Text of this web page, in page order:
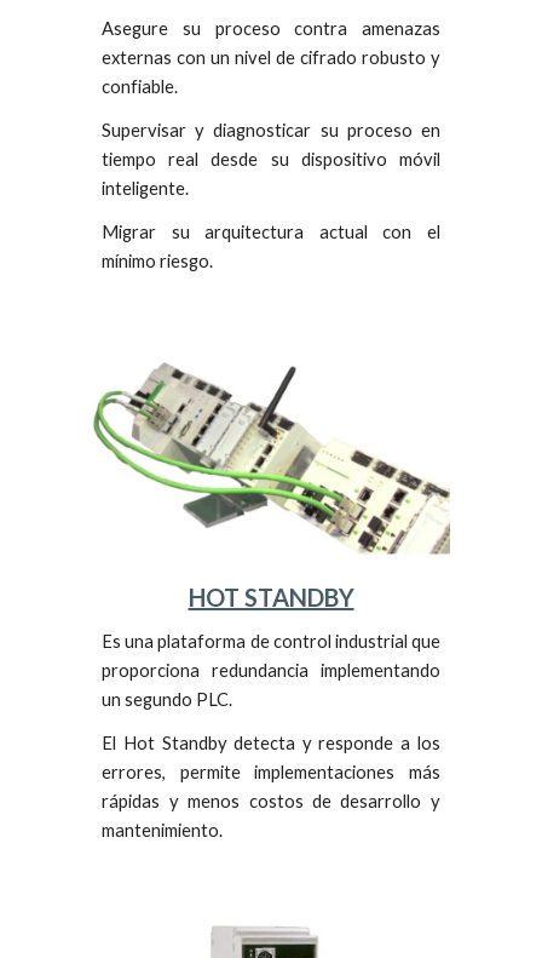
Asegure su proceso contra amenazas
externas conun nivel de cifrado robusto y
confiable.
Supervisar y diagnosticar su proceso en
tiempo real desde su dispositivo móvil
inteligente.
Migrar su arquitectura actual con el
mínimo riesgo.
HOT STANDBY
Es una plataforma de control industrial que
proporciona redundancia implementando
un segundo PLC.
El Hot Standby detecta y responde a los
errores, permite implementaciones más
rápidas y menos costos de desarrollo y
mantenimiento.